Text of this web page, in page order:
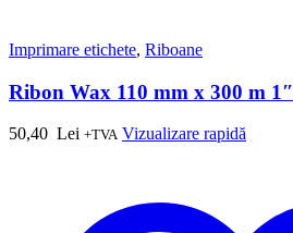
Imprimare etichete, Riboane
Ribon Wax 110 mm x 300 m 1″
50,40 Lei +TVA Vizualizare rapidă